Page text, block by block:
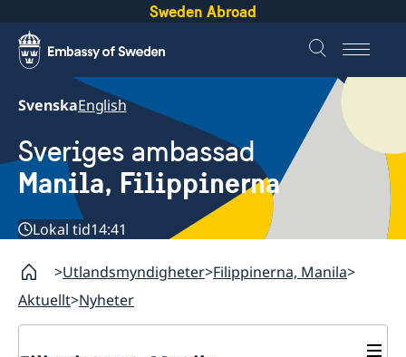
Sweden Abroad
SvenskaEnglish
Sveriges ambassad
Manila, Filippinerna
Lokal tid14:41
Utlandsmyndigheter Filippinerna, Manila
Aktuellt Nyheter